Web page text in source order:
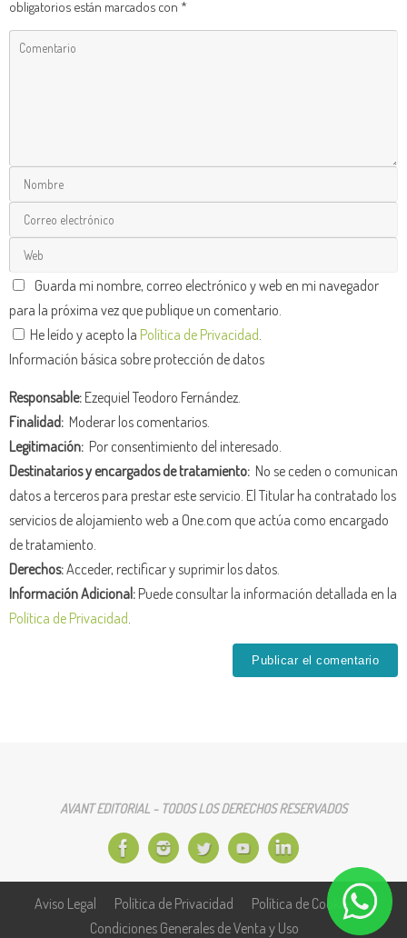
obligatorios están marcados con *
Guarda mi nombre, correo electrónico y web en mi navegador
para la próxima vez que publique un comentario.
He leído y acepto la Política de Privacidad.
Información básica sobre protección de datos
Responsable:Ezequiel Teodoro Fernández.
Finalidad: Moderar los comentarios.
Legitimación: Por consentimiento del interesado.
Destinatarios y encargados de tratamiento: No se ceden o comunican
datos a terceros para prestar este servicio. El Titular ha contratado los
servicios de alojamiento web a One.com que actúa como encargado
de tratamiento.
Derechos:Acceder, rectificar y suprimir los datos.
Información Adicional:Puede consultar la información detallada en la
Política de Privacidad.
AVANT EDITORIAL - TODOS LOS DERECHOS RESERVADOS
Aviso Legal Política de Privacidad
Política de Cookies
Condiciones Generales de Venta y Uso